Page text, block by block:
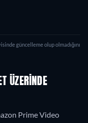
güncelleme olup olmadığını
ÜZERINDE
Prime Video